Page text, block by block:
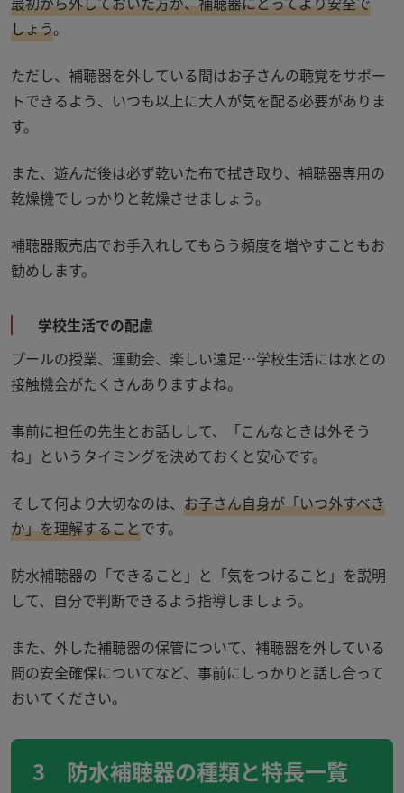
しょう。
ただし、補聴器を外している間はお子さんの聴覚をサポー
トできるよう、いつも以上に大人が気を配る必要がありま
す。
また、遊んだ後は必ず乾いた布で拭き取り、補聴器専用の
乾燥機でしっかりと乾燥させましょう。
補聴器販売店でお手入れしてもらう頻度を増やすこともお
勧めします。
学校生活での配慮
プールの授業、運動会、楽しい遠足…学校生活には水との
接触機会がたくさんありますよね。
事前に担任の先生とお話しして、「こんなときは外そう
ね」というタイミングを決めておくと安心です。
そして何より大切なのは、 お子さん自身が「いつ外すべき
か」を理解することです。
防水補聴器の「できること」と「気をつけること」を説明
して、自分で判断できるよう指導しましょう。
また、外した補聴器の保管について、補聴器を外している
間の安全確保についてなど、事前にしっかりと話し合って
おいてください。
3 防水補聴器の種類と特長一覧